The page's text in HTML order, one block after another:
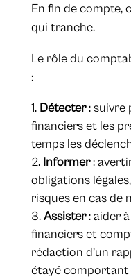
En fin de compte,
qui tranche.
Le rôle du
:
Détecter: suivre
financiers et les
temps les
Informer:
obligations
risques en cas de
Assister: aider
financiers et
rédaction d’un
étayé comportant